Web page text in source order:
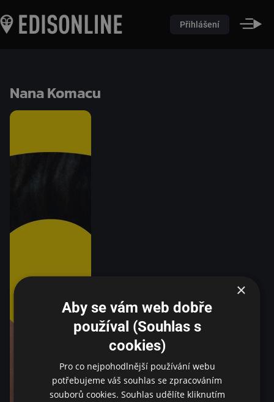
Přihlášení
Nana Komacu
×
Aby se vám web dobře
používal (Souhlas s
cookies)
Pro co nejpohodlnější používání webu
potřebujeme váš souhlas se zpracováním
souborů cookies. Souhlas udělíte kliknutím